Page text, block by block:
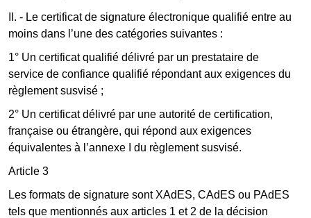
II. - Le certificat de signature électronique qualifié entre au
moins dans l’une des catégories suivantes :
1° Un certificat qualifié délivré par un prestataire de
service de confiance qualifié répondant aux exigences du
règlement susvisé ;
2° Un certificat délivré par une autorité de certification,
française ou étrangère, qui répond aux exigences
équivalentes à l’annexe I du règlement susvisé.
Article 3
Les formats de signature sont XAdES, CAdES ou PAdES
tels que mentionnés aux articles 1 et 2 de la décision